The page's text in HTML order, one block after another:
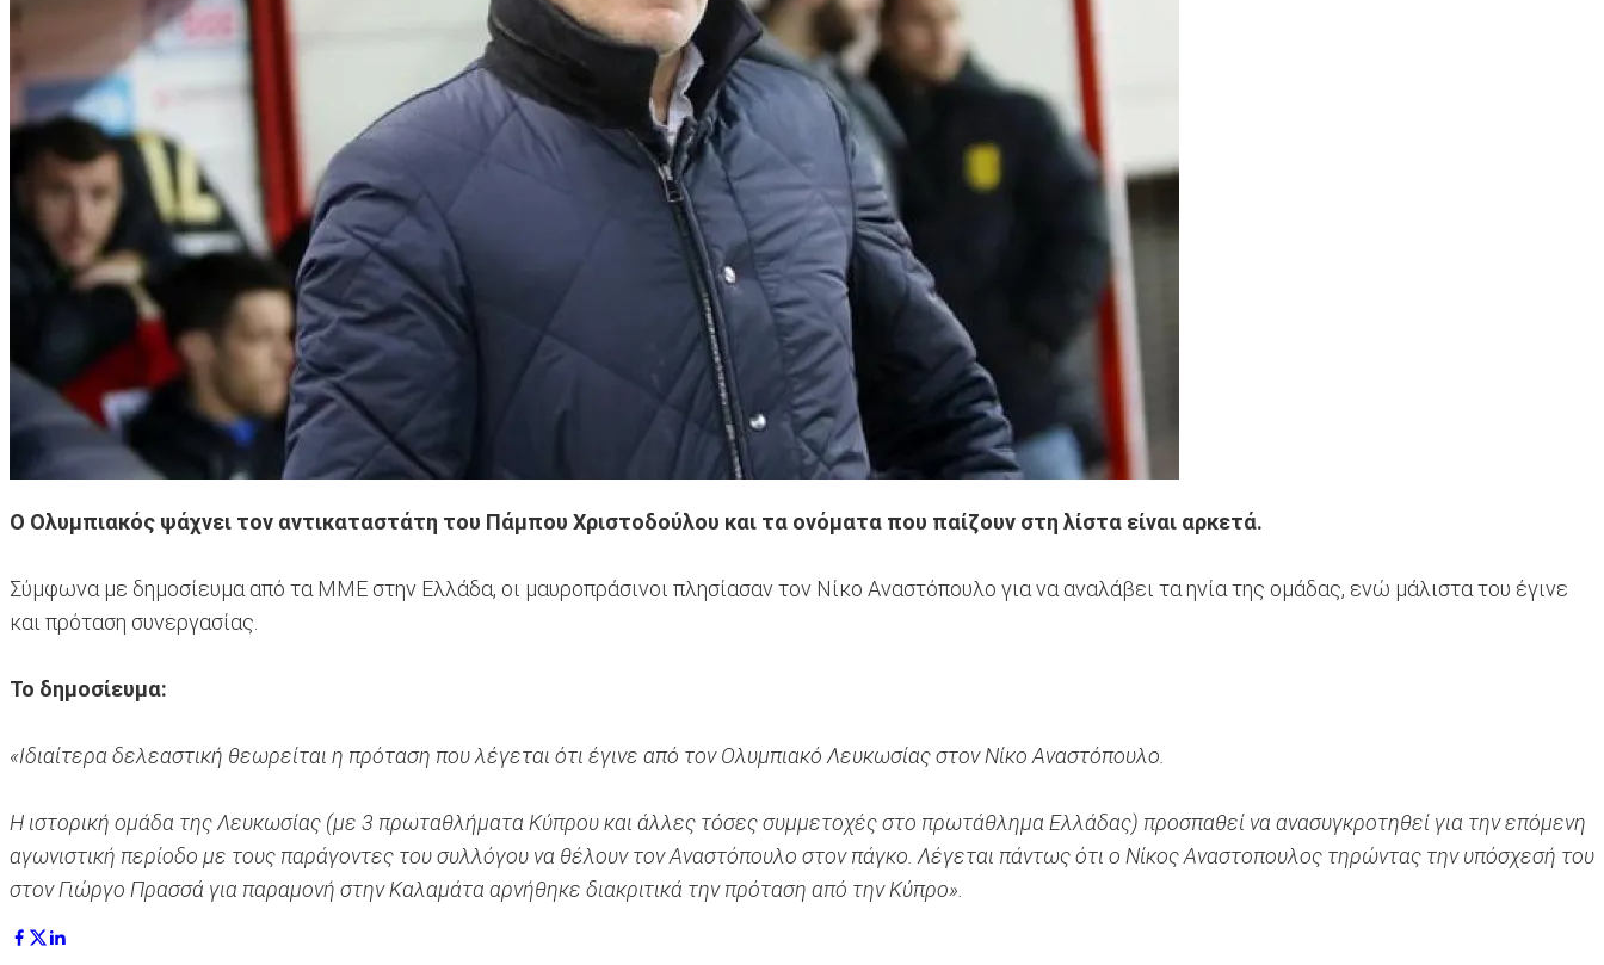
Ο Ολυμπιακός ψάχνει τον αντικαταστάτη του Πάμπου Χριστοδούλου και τα ονόματα που παίζουν στη λίστα είναι αρκετά.
Σύμφωνα με δημοσίευμα από τα ΜΜΕ στην Ελλάδα, οι μαυροπράσινοι πλησίασαν τον Νίκο Αναστόπουλο για να αναλάβει τα ηνία της ομάδας, ενώ μάλιστα του έγινε
και πρόταση συνεργασίας.
Το δημοσίευμα:
«Ιδιαίτερα δελεαστική θεωρείται η πρόταση που λέγεται ότι έγινε από τον Ολυμπιακό Λευκωσίας στον Νίκο Αναστόπουλο.
Η ιστορική ομάδα της Λευκωσίας (με 3 πρωταθλήματα Κύπρου και άλλες τόσες συμμετοχές στο πρωτάθλημα Ελλάδας) προσπαθεί να ανασυγκροτηθεί για την επόμενη
αγωνιστική περίοδο με τους παράγοντες του συλλόγου να θέλουν τον Αναστόπουλο στον πάγκο. Λέγεται πάντως ότι ο Νίκος Αναστοπουλος τηρώντας την υπόσχεσή του
στον Γιώργο Πρασσά για παραμονή στην Καλαμάτα αρνήθηκε διακριτικά την πρόταση από την Κύπρο».